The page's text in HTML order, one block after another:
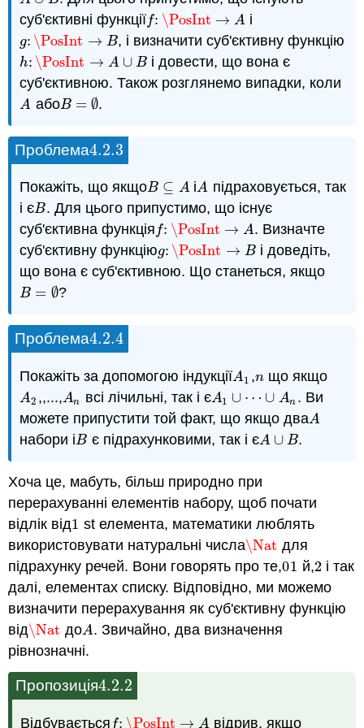
суб'єктивні функціїf: \PosInt → A
f:\PosInt→ A і
g: \PosInt → B
g: \PosInt→B , і визначити суб'єктивну функцію
h: \PosInt → A ∪ B
h: \PosInt→A∪B
і довести, що вона є
суб'єктивною. Також розглянемо випадки, коли
A
A абоB = ∅
B=∅ .
Проблема4.2.3
4.2.3
Покажіть, що якщоB ⊆ A
B⊆A іA
A підраховується, так
і єB
B. Для цього припустимо, що існує
суб'єктивна функція f: \PosInt → A
f:\PosInt→ A
. Визначте
суб'єктивну функціюg: \PosInt → B
g: \PosInt→B
і доведіть,
що вона є суб'єктивною. Що станеться, якщо
B = ∅
B=∅ ?
Проблема4.2.4
4.2.4
Покажіть за допомогою індукціїA1
A1 ,n
n що якщо
A2
A2 ,,...,An
An всі лічильні, так і єA1 ∪ ⋯ ∪ An
A1 ∪⋯∪ An
. Ви
можете припустити той факт, що якщо дваA
A
набори іB
B є підрахунковими, так і єA ∪ B
A∪B .
Хоча це, мабуть, більш природно при
перерахуванні елементів набору, щоб почати
відлік від1
1 st елемента, математики люблять
використовувати натуральні числа\Nat
\Nat для
підрахунку речей. Вони говорять про те,0
01
1 й,2
2 і так
далі, елементах списку. Відповідно, ми можемо
визначити перерахування як суб'єктивну функцію
від\Nat
\Nat доA
A. Звичайно, два визначення
рівнозначні.
Пропозиція4.2.2
4.2.2
Відбувається f: \PosInt → A
f:\PosInt→ A відрив, якщо